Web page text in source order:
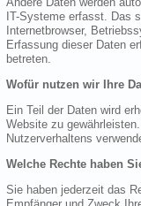
IT-Systeme erfasst. Das
Internetbrowser,
Erfassung dieser Daten
betreten.
Wofür nutzen wir Ihre
Ein Teil der Daten wird
Website zu
Nutzerverhaltens
Welche Rechte haben
Sie haben jederzeit das